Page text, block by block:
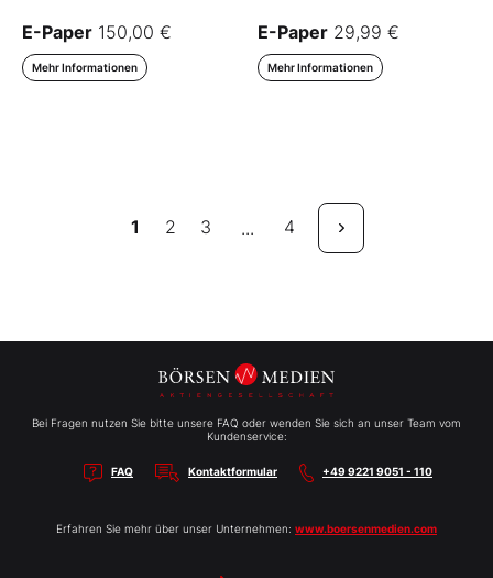
E-Paper 150,00 €
Mehr Informationen
E-Paper 29,99 €
Mehr Informationen
1 2 3 ... 4
Bei Fragen nutzen Sie bitte unsere FAQ oder wenden Sie sich an unser Team vom
Kundenservice:
FAQ Kontaktformular +49 9221 9051 - 110
Erfahren Sie mehr über unser Unternehmen: www.boersenmedien.com